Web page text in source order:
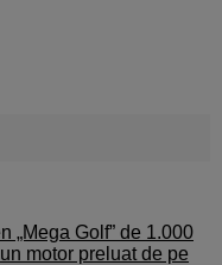
„Mega Golf” de 1.000
motor preluat de pe